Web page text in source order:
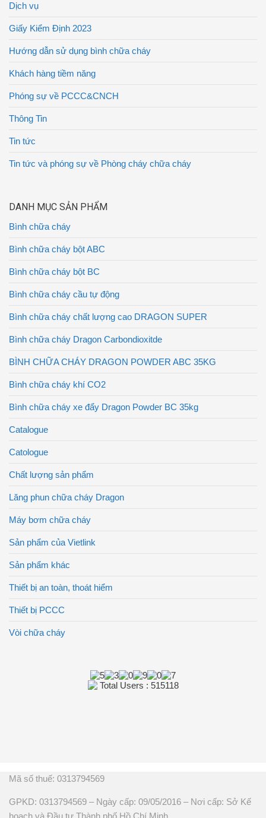
Dịch vụ
Giấy Kiểm Định 2023
Hướng dẫn sử dụng bình chữa cháy
Khách hàng tiềm năng
Phóng sự về PCCC&CNCH
Thông Tin
Tin tức
Tin tức và phóng sự về Phòng cháy chữa cháy
DANH MỤC SẢN PHẨM
Bình chữa cháy
Bình chữa cháy bột ABC
Bình chữa cháy bột BC
Bình chữa cháy cầu tự động
Bình chữa cháy chất lượng cao DRAGON SUPER
Bình chữa cháy Dragon Carbondioxitde
BÌNH CHỮA CHÁY DRAGON POWDER ABC 35KG
Bình chữa cháy khí CO2
Bình chữa cháy xe đẩy Dragon Powder BC 35kg
Catalogue
Catologue
Chất lượng sản phẩm
Lăng phun chữa cháy Dragon
Máy bơm chữa cháy
Sản phẩm của Vietlink
Sản phẩm khác
Thiết bị an toàn, thoát hiểm
Thiết bị PCCC
Vòi chữa cháy
Total Users : 515118
Mã số thuế: 0313794569
GPKD: 0313794569 – Ngày cấp: 09/05/2016 – Nơi cấp: Sở Kế